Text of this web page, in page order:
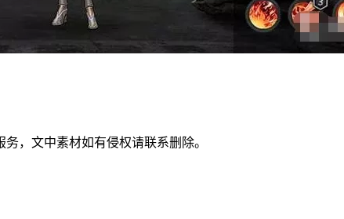
，文中素材如有侵权请联系删除。